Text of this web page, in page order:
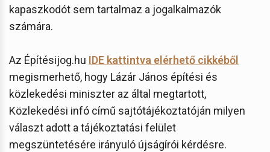
kapaszkodót sem tartalmaz a jogalkalmazók
számára.
Az Építésijog.hu IDE kattintva elérhető cikkéből
megismerhető, hogy Lázár János építési és
közlekedési miniszter az által megtartott,
Közlekedési infó című sajtótájékoztatóján milyen
választ adott a tájékoztatási felület
megszüntetésére irányuló újságírói kérdésre.